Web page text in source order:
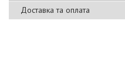
Доставка та оплата